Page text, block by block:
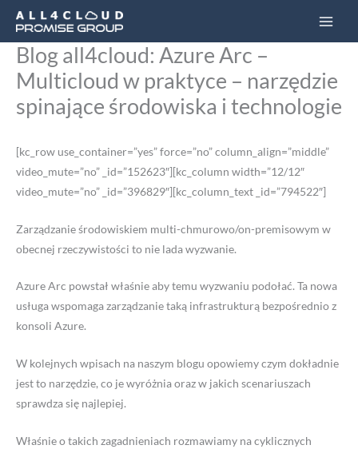
Przejdź
treści
Main
Blog all4cloud: Azure Arc –
Multicloud w praktyce – narzędzie
spinające środowiska i technologie
[kc_row use_container=”yes” force=”no” column_align=”middle”
video_mute=”no” _id=”152623″][kc_column width=”12/12″
video_mute=”no” _id=”396829″][kc_column_text _id=”794522″]
Zarządzanie środowiskiem multi-chmurowo/on-premisowym w
obecnej rzeczywistości to nie lada wyzwanie.
Azure Arc powstał właśnie aby temu wyzwaniu podołać. Ta nowa
usługa wspomaga zarządzanie taką infrastrukturą bezpośrednio z
konsoli Azure.
W kolejnych wpisach na naszym blogu opowiemy czym dokładnie
jest to narzędzie, co je wyróżnia oraz w jakich scenariuszach
sprawdza się najlepiej.
Właśnie o takich zagadnieniach rozmawiamy na cyklicznych